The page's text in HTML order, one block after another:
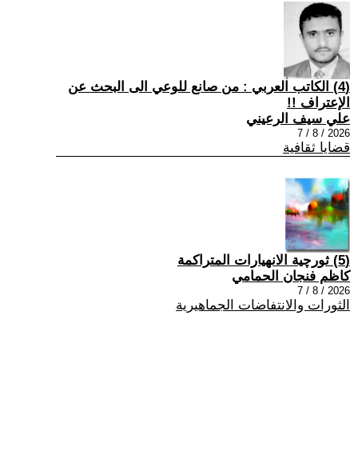
(4) الكاتب العربي : من صانع للوعي الى البحث عن
الإعتراف !!
علي سيف الرعيني
2026 / 8 / 7
قضايا ثقافية
(5) ثورچية الانهيارات المتراكمة
كاظم فنجان الحمامي
2026 / 8 / 7
الثورات والانتفاضات الجماهيرية